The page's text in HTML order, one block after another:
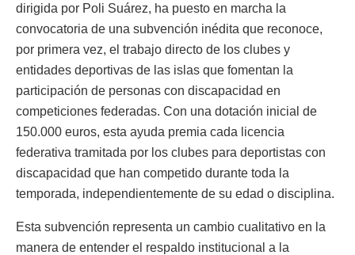
dirigida por Poli Suárez, ha puesto en marcha la
convocatoria de una subvención inédita que reconoce,
por primera vez, el trabajo directo de los clubes y
entidades deportivas de las islas que fomentan la
participación de personas con discapacidad en
competiciones federadas. Con una dotación inicial de
150.000 euros, esta ayuda premia cada licencia
federativa tramitada por los clubes para deportistas con
discapacidad que han competido durante toda la
temporada, independientemente de su edad o disciplina.
Esta subvención representa un cambio cualitativo en la
manera de entender el respaldo institucional a la